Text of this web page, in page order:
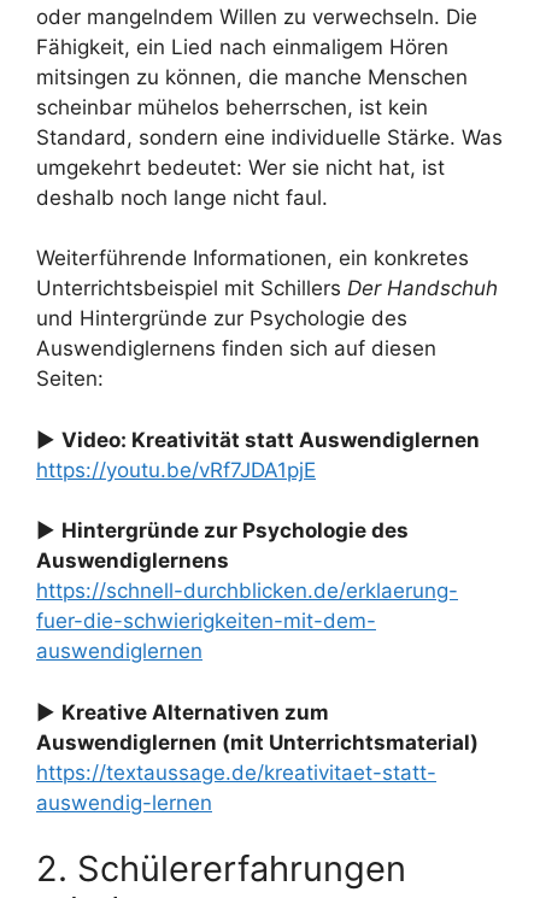
oder mangelndem Willen zu verwechseln. Die
Fähigkeit, ein Lied nach einmaligem Hören
mitsingen zu können, die manche Menschen
scheinbar mühelos beherrschen, ist kein
Standard, sondern eine individuelle Stärke. Was
umgekehrt bedeutet: Wer sie nicht hat, ist
deshalb noch lange nicht faul.
Weiterführende Informationen, ein konkretes
Unterrichtsbeispiel mit Schillers Der Handschuh
und Hintergründe zur Psychologie des
Auswendiglernens finden sich auf diesen
Seiten:
▶ Video: Kreativität statt Auswendiglernen
https://youtu.be/vRf7JDA1pjE
▶ Hintergründe zur Psychologie des
Auswendiglernens
https://schnell-durchblicken.de/erklaerung-
fuer-die-schwierigkeiten-mit-dem-
auswendiglernen
▶ Kreative Alternativen zum
Auswendiglernen (mit Unterrichtsmaterial)
https://textaussage.de/kreativitaet-statt-
auswendig-lernen
2. Schülererfahrungen